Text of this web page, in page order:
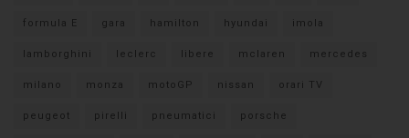
formula E gara hamilton hyundai imola
lamborghini leclerc libere mclaren mercedes
milano monza motoGP nissan orari TV
peugeot pirelli pneumatici porsche